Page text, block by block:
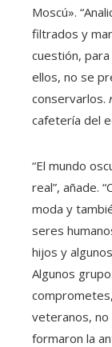
Moscú».
filtrados y
cuestión,
ellos, no se
conservarlos.
cafetería del
“El mundo
real”, añade.
moda y
seres
hijos y
Algunos
veteranos, no
formaron la